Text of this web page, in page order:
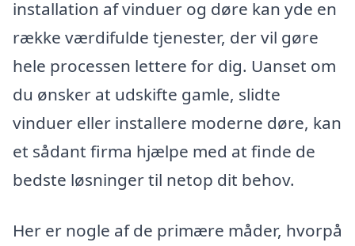
installation af vinduer og døre kan yde en
række værdifulde tjenester, der vil gøre
hele processen lettere for dig. Uanset om
du ønsker at udskifte gamle, slidte
vinduer eller installere moderne døre, kan
et sådant firma hjælpe med at finde de
bedste løsninger til netop dit behov.
Her er nogle af de primære måder, hvorpå